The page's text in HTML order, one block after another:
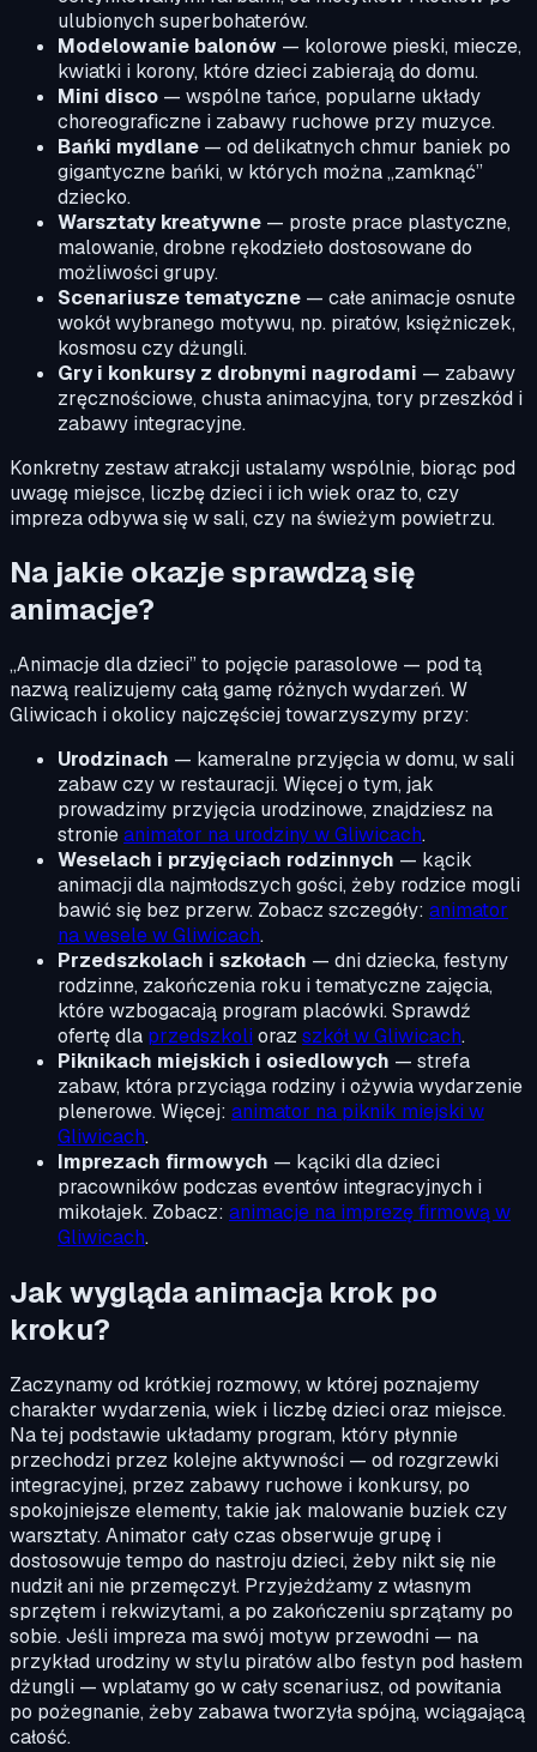
ulubionych superbohaterów.
Modelowanie balonów — kolorowe pieski, miecze,
kwiatki i korony, które dzieci zabierają do domu.
Mini disco — wspólne tańce, popularne układy
choreograficzne i zabawy ruchowe przy muzyce.
Bańki mydlane — od delikatnych chmur baniek po
gigantyczne bańki, w których można „zamknąć”
dziecko.
Warsztaty kreatywne — proste prace plastyczne,
malowanie, drobne rękodzieło dostosowane do
możliwości grupy.
Scenariusze tematyczne — całe animacje osnute
wokół wybranego motywu, np. piratów, księżniczek,
kosmosu czy dżungli.
Gry i konkursy z drobnymi nagrodami — zabawy
zręcznościowe, chusta animacyjna, tory przeszkód i
zabawy integracyjne.
Konkretny zestaw atrakcji ustalamy wspólnie, biorąc pod
uwagę miejsce, liczbę dzieci i ich wiek oraz to, czy
impreza odbywa się w sali, czy na świeżym powietrzu.
Na jakie okazje sprawdzą się
animacje?
„Animacje dla dzieci” to pojęcie parasolowe — pod tą
nazwą realizujemy całą gamę różnych wydarzeń. W
Gliwicach i okolicy najczęściej towarzyszymy przy:
Urodzinach — kameralne przyjęcia w domu, w sali
zabaw czy w restauracji. Więcej o tym, jak
prowadzimy przyjęcia urodzinowe, znajdziesz na
stronieanimator na urodziny w Gliwicach.
Weselach i przyjęciach rodzinnych — kącik
animacji dla najmłodszych gości, żeby rodzice mogli
bawić się bez przerw. Zobacz szczegóły: animator
na wesele w Gliwicach.
Przedszkolach i szkołach — dni dziecka, festyny
rodzinne, zakończenia roku i tematyczne zajęcia,
które wzbogacają program placówki. Sprawdź
ofertę dla przedszkoli oraz szkół w Gliwicach.
Piknikach miejskich i osiedlowych — strefa
zabaw, która przyciąga rodziny i ożywia wydarzenie
plenerowe. Więcej: animator na piknik miejski w
Gliwicach.
Imprezach firmowych — kąciki dla dzieci
pracowników podczas eventów integracyjnych i
mikołajek. Zobacz: animacje na imprezę firmową w
Gliwicach.
Jak wygląda animacja krok po
kroku?
Zaczynamy od krótkiej rozmowy, w której poznajemy
charakter wydarzenia, wiek i liczbę dzieci oraz miejsce.
Na tej podstawie układamy program, który płynnie
przechodzi przez kolejne aktywności — od rozgrzewki
integracyjnej, przez zabawy ruchowe i konkursy, po
spokojniejsze elementy, takie jak malowanie buziek czy
warsztaty. Animator cały czas obserwuje grupę i
dostosowuje tempo do nastroju dzieci, żeby nikt się nie
nudził ani nie przemęczył. Przyjeżdżamy z własnym
sprzętem i rekwizytami, a po zakończeniu sprzątamy po
sobie. Jeśli impreza ma swój motyw przewodni — na
przykład urodziny w stylu piratów albo festyn pod hasłem
dżungli — wplatamy go w cały scenariusz, od powitania
po pożegnanie, żeby zabawa tworzyła spójną, wciągającą
całość.